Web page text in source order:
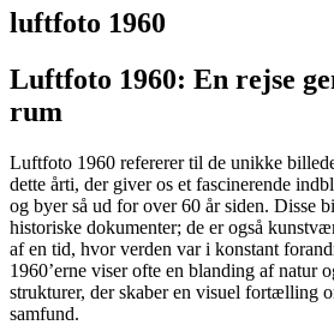
luftfoto 1960
Luftfoto 1960: En rejse
rum
Luftfoto 1960 refererer til de unikke
dette årti, der giver os et fascinerende
og byer så ud for over 60 år siden. Disse
historiske dokumenter; de er også
af en tid, hvor verden var i konstant
1960’erne viser ofte en blanding af natur
strukturer, der skaber en visuel fortælling
samfund.